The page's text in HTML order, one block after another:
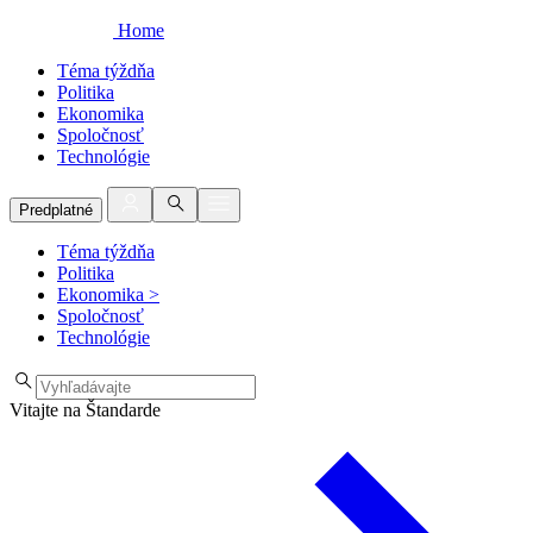
Home
Téma týždňa
Politika
Ekonomika
Spoločnosť
Technológie
Predplatné
Téma týždňa
Politika
Ekonomika >
Spoločnosť
Technológie
Vitajte na Štandarde